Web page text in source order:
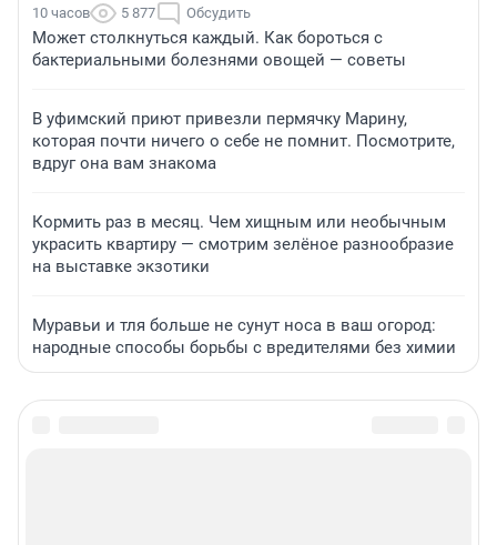
10 часов 5 877 Обсудить
Может столкнуться каждый. Как бороться с
бактериальными болезнями овощей — советы
В уфимский приют привезли пермячку Марину,
которая почти ничего о себе не помнит. Посмотрите,
вдруг она вам знакома
Кормить раз в месяц. Чем хищным или необычным
украсить квартиру — смотрим зелёное разнообразие
на выставке экзотики
Муравьи и тля больше не сунут носа в ваш огород:
народные способы борьбы с вредителями без химии